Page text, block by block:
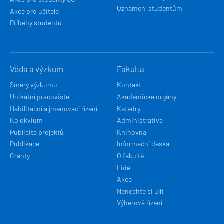
Akce pro učitele
Příběhy studentů
Oznámení studentům
Věda a výzkum
Směry výzkumu
Unikátní pracoviště
Habilitační a jmenovací řízení
Kolokvium
Publicita projektů
Publikace
Granty
Fakulta
Kontakt
Akademické orgány
Katedry
Administrativa
Knihovna
Informační deska
O fakultě
Lidé
Akce
Nenechte si ujít
Výběrová řízení